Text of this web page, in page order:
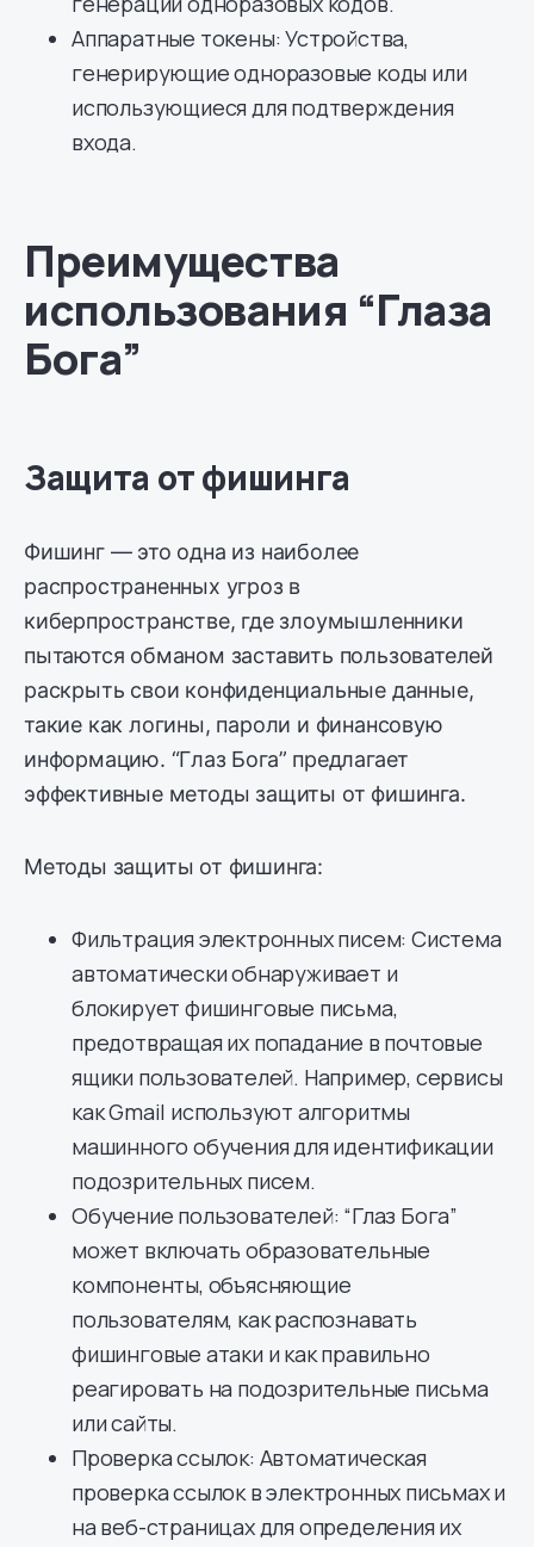
Аппаратные токены: Устройства,
генерирующие одноразовые коды или
использующиеся для подтверждения
входа.
Преимущества
использования “Глаза
Бога”
Защита от фишинга
Фишинг — это одна из наиболее
распространенных угроз в
киберпространстве, где злоумышленники
пытаются обманом заставить пользователей
раскрыть свои конфиденциальные данные,
такие как логины, пароли и финансовую
информацию. “Глаз Бога” предлагает
эффективные методы защиты от фишинга.
Методы защиты от фишинга:
Фильтрация электронных писем: Система
автоматически обнаруживает и
блокирует фишинговые письма,
предотвращая их попадание в почтовые
ящики пользователей. Например, сервисы
как Gmail используют алгоритмы
машинного обучения для идентификации
подозрительных писем.
Обучение пользователей: “Глаз Бога”
может включать образовательные
компоненты, объясняющие
пользователям, как распознавать
фишинговые атаки и как правильно
реагировать на подозрительные письма
или сайты.
Проверка ссылок: Автоматическая
проверка ссылок в электронных письмах и
на веб-страницах для определения их